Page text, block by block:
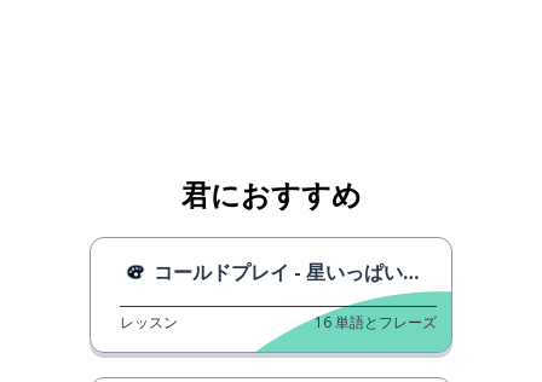
君におすすめ
コールドプレイ - 星いっぱいの空
レッスン 16単語とフレーズ